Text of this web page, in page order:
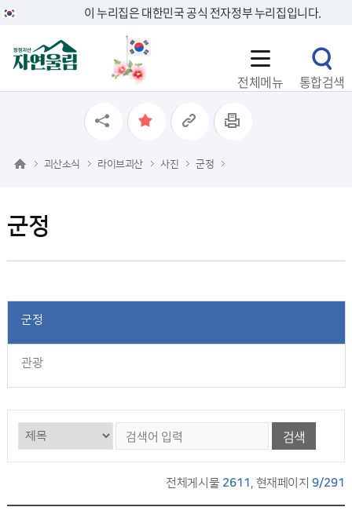
이 누리집은 대한민국 공식 전자정부 누리집입니다.
전체메뉴 통합검색
군정
괴산소식 라이브괴산 사진 군정
군정
관광
검색
전체게시물 2611, 현재페이지9/291